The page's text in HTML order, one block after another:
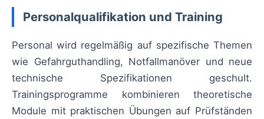
Personalqualifikation und Training
Personal wird regelmäßig auf spezifische Themen
wie Gefahrguthandling, Notfallmanöver und neue
technische Spezifikationen geschult.
Trainingsprogramme kombinieren theoretische
Module mit praktischen Übungen auf Prüfständen